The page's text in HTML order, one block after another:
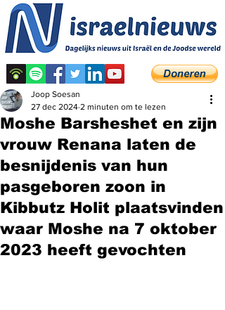
Moshe Barsheshet en zijn
vrouw Renana laten de
besnijdenis van hun
pasgeboren zoon in
Kibbutz Holit plaatsvinden
waar Moshe na 7 oktober
2023 heeft gevochten
Joop Soesan
27 dec 2024 2 minuten om te lezen